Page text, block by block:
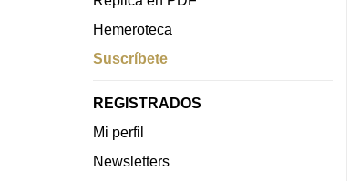
Hemeroteca
Suscríbete
REGISTRADOS
Mi perfil
Newsletters